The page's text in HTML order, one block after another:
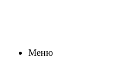
Меню